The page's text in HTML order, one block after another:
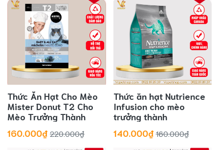
Thức Ăn Hạt Cho Mèo
Mister Donut T2 Cho
Mèo Trưởng Thành
160.000₫ 220.000₫
Thức ăn hạt Nutrience
Infusion cho mèo
trưởng thành
140.000₫ 160.000₫